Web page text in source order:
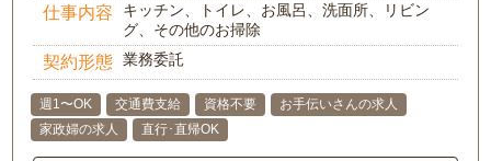
仕事内容
キッチン、トイレ、お風呂、洗面所、リビン
グ、その他のお掃除
契約形態 業務委託
週1〜OK 交通費支給 資格不要
お手伝いさんの求人
家政婦の求人
直行･直帰OK